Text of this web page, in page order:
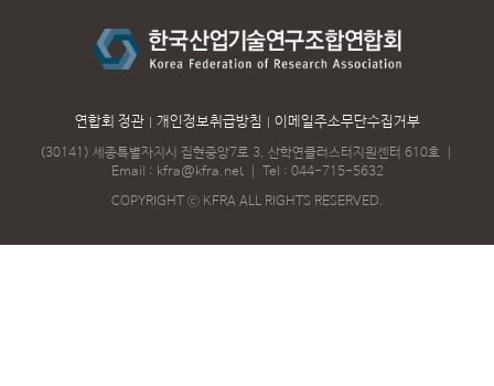
연합회 정관 개인정보취급방침 이메일주소무단수집거부
(30141) 세종특별자치시 집현중앙7로 3, 산학연클러스터지원센터 610호
Email : kfra@kfra.net｜ Tel : 044-715-5632
COPYRIGHT ⓒ KFRA ALL RIGHTS RESERVED.